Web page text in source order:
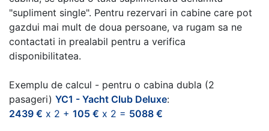
"supliment single". Pentru rezervari in cabine care pot
gazdui mai mult de doua persoane, va rugam sa ne
contactati in prealabil pentru a verifica
disponibilitatea.
Exemplu de calcul - pentru o cabina dubla (2
pasageri) YC1 - Yacht Club Deluxe:
2439 € x 2 + 105 € x 2 = 5088 €